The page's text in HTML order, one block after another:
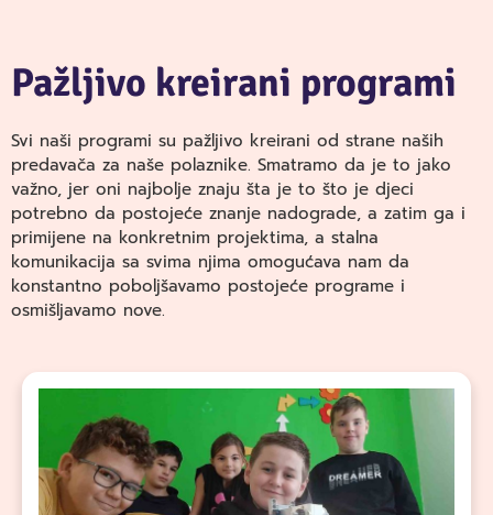
Pažljivo kreirani programi
Svi naši programi su pažljivo kreirani od strane naših
predavača za naše polaznike. Smatramo da je to jako
važno, jer oni najbolje znaju šta je to što je djeci
potrebno da postojeće znanje nadograde, a zatim ga i
primijene na konkretnim projektima, a stalna
komunikacija sa svima njima omogućava nam da
konstantno poboljšavamo postojeće programe i
osmišljavamo nove.